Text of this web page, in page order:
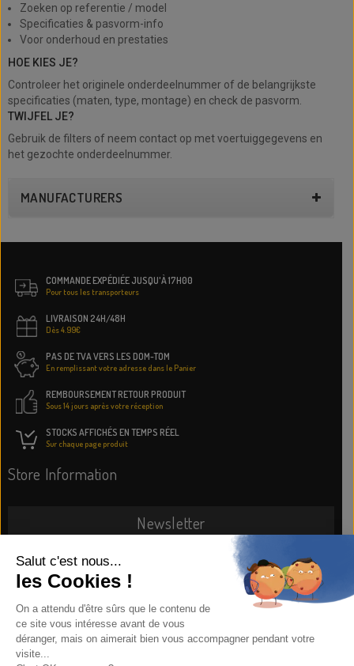
Zoeken op referentie / model
Specificaties & pasvorm-info
Voor onderhoud en prestaties
HOE KIES JE?
Controleer het originele onderdeelnummer of de belangrijkste
specificaties (maten, type, montage) en check de pasvorm.
TWIJFEL JE?
Gebruik de filters of neem contact op met voertuiggegevens en
het gezochte onderdeelnummer.
MANUFACTURERS
COMMANDE EXPÉDIÉE JUSQU'À 17H00
Pour tous les transporteurs
LIVRAISON 24H/48H
Dès 4.99€
PAS DE TVA VERS LES DOM-TOM
En remplissant votre adresse dans le Panier
REMBOURSEMENT RETOUR PRODUIT
Sous 14 jours après votre réception
STOCKS AFFICHÉS EN TEMPS RÉEL
Sur chaque page produit
Store Information
Newsletter
Information